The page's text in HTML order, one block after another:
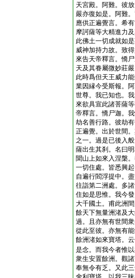
天宮殿。阿難。彼
嚴亦復如是。阿難
應供正遍覺言。希
摩訶薩等大精進力
此佛土一切成就如
威神加持力故。致
來告天帝釋言。憍
天及其眷屬微妙莊
此時爲但天王威力
業因縁今受斯報。
世尊。我已知也。
來欲具宣此諸菩薩
帝釋言。憍尸迦。
劫名善行路。彼劫
正遍覺。出於世間
之一。過是已後入
薩出生其刹。名曰
聞山上如來入涅槃
一切住處。皆悉興
自遍行閻浮提中。
往詣第二洲處。多
住如是思惟。我今
大千國土。甫此洲
餘天下無量洲渚及
過。且亦無有世間
從此至彼。亦無有
餘洲渚如來寶塔。
是念。而我今者惟
衆生安置餘洲。觀
奉無令有乏。又此